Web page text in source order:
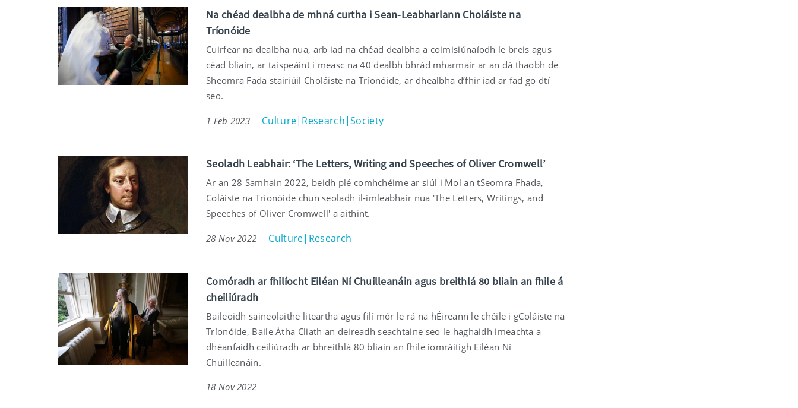
Na chéad dealbha de mhná curtha i Sean-Leabharlann Choláiste na
Tríonóide
Cuirfear na dealbha nua, arb iad na chéad dealbha a coimisiúnaíodh le breis agus
céad bliain, ar taispeáint i measc na 40 dealbh bhrád mharmair ar an dá thaobh de
Sheomra Fada stairiúil Choláiste na Tríonóide, ar dhealbha d’fhir iad ar fad go dtí
seo.
1 Feb 2023 Culture|Research|Society
Seoladh Leabhair: ‘The Letters, Writing and Speeches of Oliver Cromwell’
Ar an 28 Samhain 2022, beidh plé comhchéime ar siúl i Mol an tSeomra Fhada,
Coláiste na Tríonóide chun seoladh il-imleabhair nua 'The Letters, Writings, and
Speeches of Oliver Cromwell' a aithint.
28 Nov 2022 Culture|Research
Comóradh ar fhilíocht Eiléan Ní Chuilleanáin agus breithlá 80 bliain an fhile á
cheiliúradh
Baileoidh saineolaithe liteartha agus filí mór le rá na hÉireann le chéile i gColáiste na
Tríonóide, Baile Átha Cliath an deireadh seachtaine seo le haghaidh imeachta a
dhéanfaidh ceiliúradh ar bhreithlá 80 bliain an fhile iomráitigh Eiléan Ní
Chuilleanáin.
18 Nov 2022